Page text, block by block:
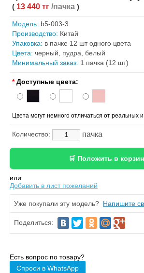
( 13 440 тг /пачка )
Модель: b5-003-3
Производство: Китай
Упаковка: в пачке 12 шт одного цвета
Цвета: черный, пудра, белый
Минимальный заказ: 1 пачка (12 шт)
* Доступные цвета:
Цвета могут немного отличаться от реальных
Количество: пачка
или
Добавить в лист пожеланий
Уже покупали эту модель? Напишите
Поделиться:
Есть вопрос по товару?
Спроси в WhatsApp